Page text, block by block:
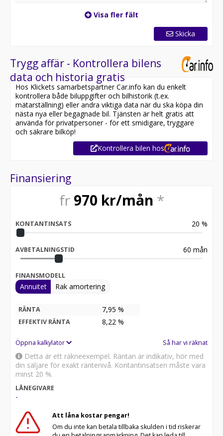
Visa fler fält
Skicka
Trygg affär - Kontrollera bilens
data och historia gratis
Hos Klickets samarbetspartner Car.info kan du enkelt
kontrollera både biluppgifter och bilhistorik (t.ex.
mätarställning) eller andra viktiga data när du ska köpa din
nästa nya eller begagnade bil. Tjänsten är helt gratis att
använda för privatpersoner - för ett smidigare, tryggare
och säkrare bilköp!
Kontrollera bilen hos
Finansiering
fr 970 kr/mån *
KONTANTINSATS 20 %
AVBETALNINGSTID 60 mån
FINANSMODELL
Annuitet Rak amortering
RÄNTA 7,95 %
EFFEKTIV RÄNTA 8,22 %
Öppna kalkylator Så har vi räknat
Detta är ett räkneexempel. Räntan är indikativ, hör med
din säljare för exakt räntenivå. Kontantinsatsen måste vara
minst 20 %.
LÅNEGIVARE
-
Att låna kostar pengar!
Om du inte kan betala tillbaka skulden i tid riskerar